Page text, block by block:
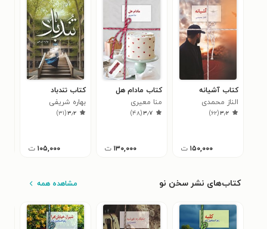
کتاب آشیانه
الناز محمدی
۳٫۲(۶۲)
۱۵۰,۰۰۰ ت
کتاب مادام هل
منا معیری
۳٫۷(۴۸)
۱۳۰,۰۰۰ ت
کتاب تندباد
بهاره شریفی
۳٫۲(۳۱)
۱۰۵,۰۰۰ ت
کتاب‌های نشر سخن نو مشاهده همه